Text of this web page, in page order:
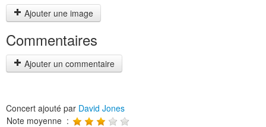
Ajouter une image
Commentaires
Ajouter un commentaire
Concert ajouté par David Jones
Note moyenne :